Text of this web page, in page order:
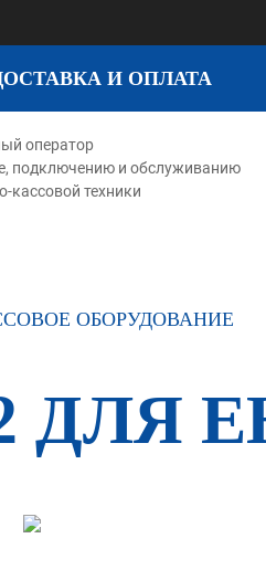
И ОПЛАТА
оператор
подключению и обслуживанию
кассовой техники
ОБОРУДОВАНИЕ
ДЛЯ